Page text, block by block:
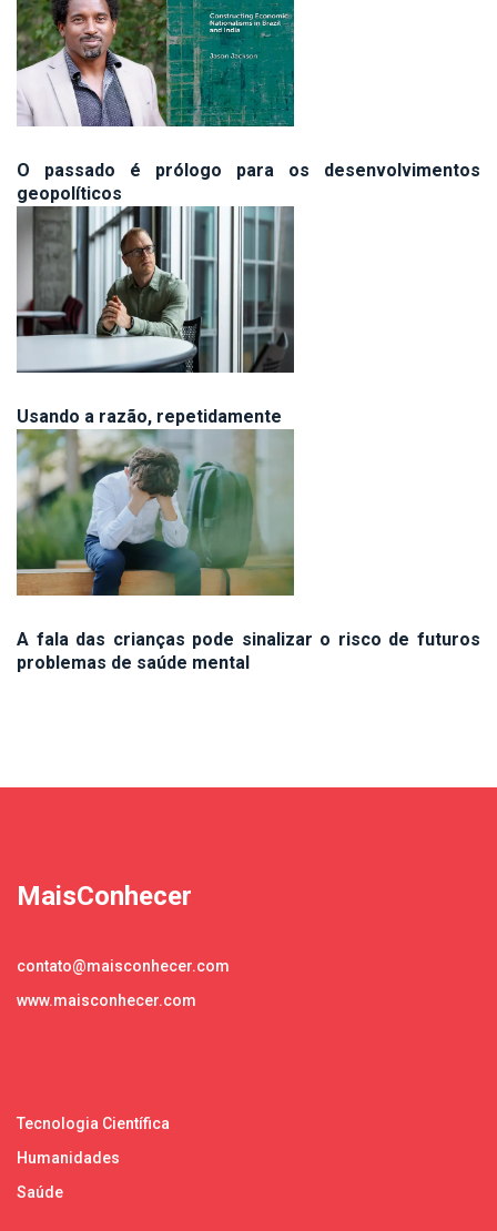
O passado é prólogo para os desenvolvimentos
geopolíticos
Usando a razão, repetidamente
A fala das crianças pode sinalizar o risco de futuros
problemas de saúde mental
MaisConhecer
contato@maisconhecer.com
www.maisconhecer.com
Tecnologia Científica
Humanidades
Saúde